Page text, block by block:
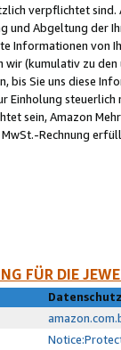
verpflichtet
und Abgeltung der
Informationen von
(kumulativ zu
bis Sie uns diese
Einholung
sein, Amazon
Rechnung
FÜR DIE